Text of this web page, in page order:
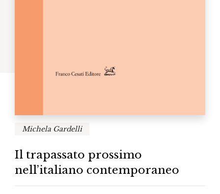
Michela Gardelli
Il trapassato prossimo
nell’italiano contemporaneo